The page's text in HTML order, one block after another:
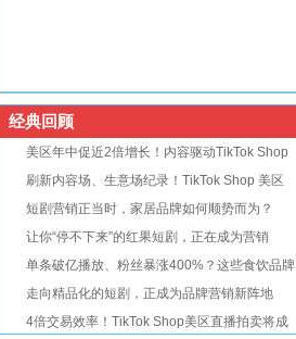
经典回顾
美区年中促近2倍增长！内容驱动TikTok Shop
刷新内容场、生意场纪录！TikTok Shop 美区
短剧营销正当时，家居品牌如何顺势而为？
让你“停不下来”的红果短剧，正在成为营销
单条破亿播放、粉丝暴涨400%？这些食饮品牌
走向精品化的短剧，正成为品牌营销新阵地
4倍交易效率！TikTok Shop美区直播拍卖将成